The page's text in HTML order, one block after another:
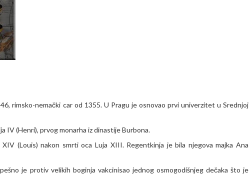
rimsko-nemački car od 1355. U Pragu je osnovao prvi univerzitet u Srednjoj
IV (Henri), prvog monarha iz dinastije Burbona.
(Louis) nakon smrti oca Luja XIII. Regentkinja je bila njegova majka Ana
je protiv velikih boginja vakcinisao jednog osmogodišnjeg dečaka što je